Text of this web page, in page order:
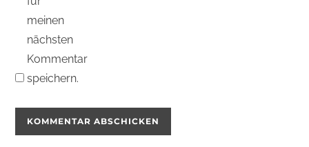
meinen
nächsten
Kommentar
speichern.